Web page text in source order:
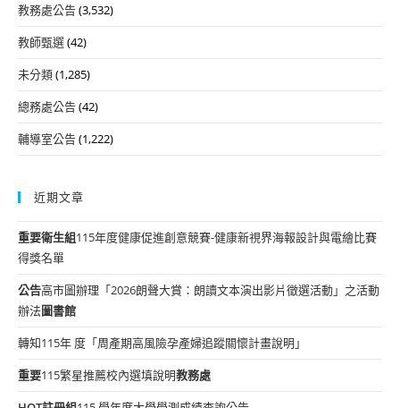
教務處公告(3,532)
教師甄選(42)
未分類(1,285)
總務處公告(42)
輔導室公告(1,222)
近期文章
重要衛生組115年度健康促進創意競賽-健康新視界海報設計與電繪比賽
得獎名單
公告高市圖辦理「2026朗聲大賞：朗讀文本演出影片徵選活動」之活動
辦法圖書館
轉知115年 度「周產期高風險孕產婦追蹤關懷計畫說明」
重要115繁星推薦校內選填說明教務處